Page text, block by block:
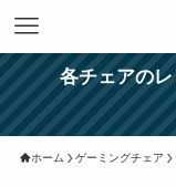
各チェアの
ホーム ゲーミングチェア